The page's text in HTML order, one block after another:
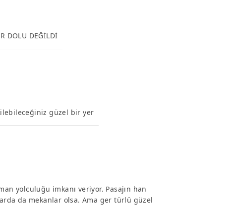
DOLU DEĞİLDİ
güzel bir yer
yolculuğu imkanı veriyor. Pasajın han
da mekanlar olsa. Ama ger türlü güzel